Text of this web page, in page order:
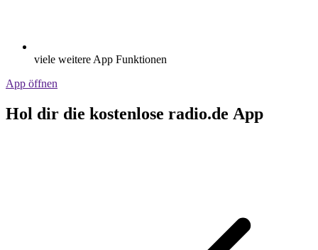
viele weitere App Funktionen
App öffnen
Hol dir die kostenlose radio.de App